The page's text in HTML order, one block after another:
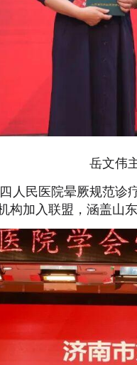
岳文伟
人民医院晕厥规范诊
构加入联盟，涵盖山